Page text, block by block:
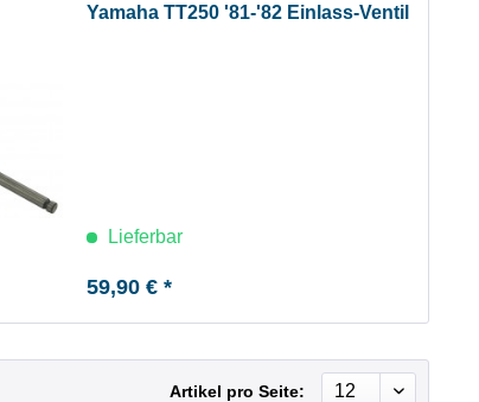
Yamaha TT250 '81-'82 Einlass-Ventil
Lieferbar
59,90 € *
Artikel pro Seite: